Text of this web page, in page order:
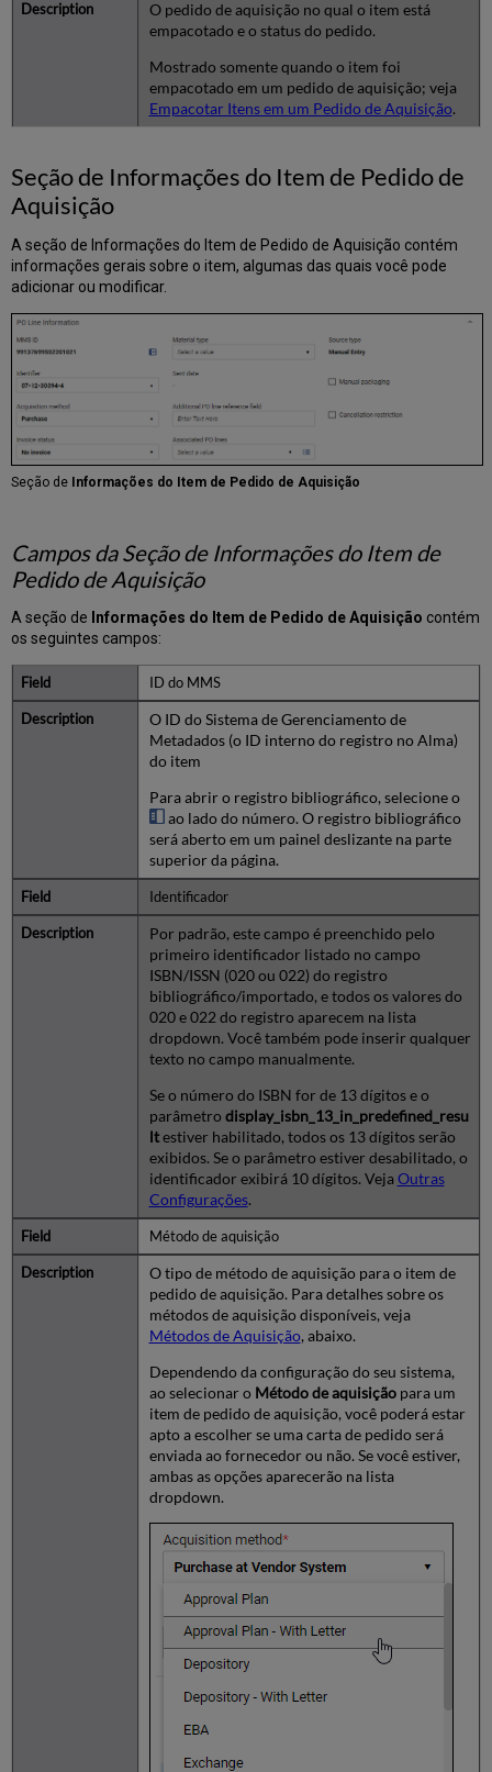
O pedido de aquisição no qual o item está
empacotado e o status do pedido.
Mostrado somente quando o item foi
empacotado em um pedido de aquisição; veja
Empacotar Itens em um Pedido de Aquisição.
Seção de Informações do Item de Pedido de
Aquisição
A seção de Informações do Item de Pedido de Aquisição contém
informações gerais sobre o item, algumas das quais você pode
adicionar ou modificar.
Seção de Informações do Item de Pedido de Aquisição
Campos da Seção de Informações do Item de
Pedido de Aquisição
A seção de Informações do Item de Pedido de Aquisição contém
os seguintes campos:
ID do MMS
O ID do Sistema de Gerenciamento de
Metadados (o ID interno do registro no Alma)
do item
Para abrir o registro bibliográfico, selecione o
ao lado do número. O registro bibliográfico
será aberto em um painel deslizante na parte
superior da página.
Identificador
Por padrão, este campo é preenchido pelo
primeiro identificador listado no campo
ISBN/ISSN (020 ou 022) do registro
bibliográfico/importado, e todos os valores do
020 e 022 do registro aparecem na lista
dropdown. Você também pode inserir qualquer
texto no campo manualmente.
Se o número do ISBN for de 13 dígitos e o
parâmetro display_isbn_13_in_predefined_resu
ltestiver habilitado, todos os 13 dígitos serão
exibidos. Se o parâmetro estiver desabilitado, o
identificador exibirá 10 dígitos. Veja Outras
Configurações.
Método de aquisição
O tipo de método de aquisição para o item de
pedido de aquisição. Para detalhes sobre os
métodos de aquisição disponíveis, veja
Métodos de Aquisição, abaixo.
Dependendo da configuração do seu sistema,
ao selecionar o Método de aquisiçãopara um
item de pedido de aquisição, você poderá estar
apto a escolher se uma carta de pedido será
enviada ao fornecedor ou não. Se você estiver,
ambas as opções aparecerão na lista
dropdown.